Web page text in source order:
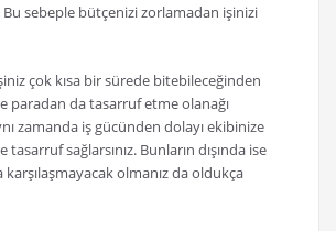
sebeple bütçenizi zorlamadan işinizi
çok kısa bir sürede bitebileceğinden
paradan da tasarruf etme olanağı
zamanda iş gücünden dolayı ekibinize
tasarruf sağlarsınız. Bunların dışında ise
olmanız da oldukça